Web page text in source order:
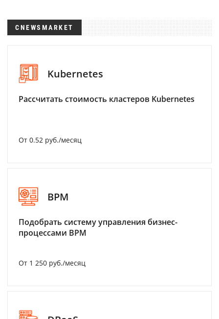
CNEWSMARKET
Kubernetes
Рассчитать стоимость кластеров Kubernetes
От 0.52 руб./месяц
BPM
Подобрать систему управления бизнес-
процессами BPM
От 1 250 руб./месяц